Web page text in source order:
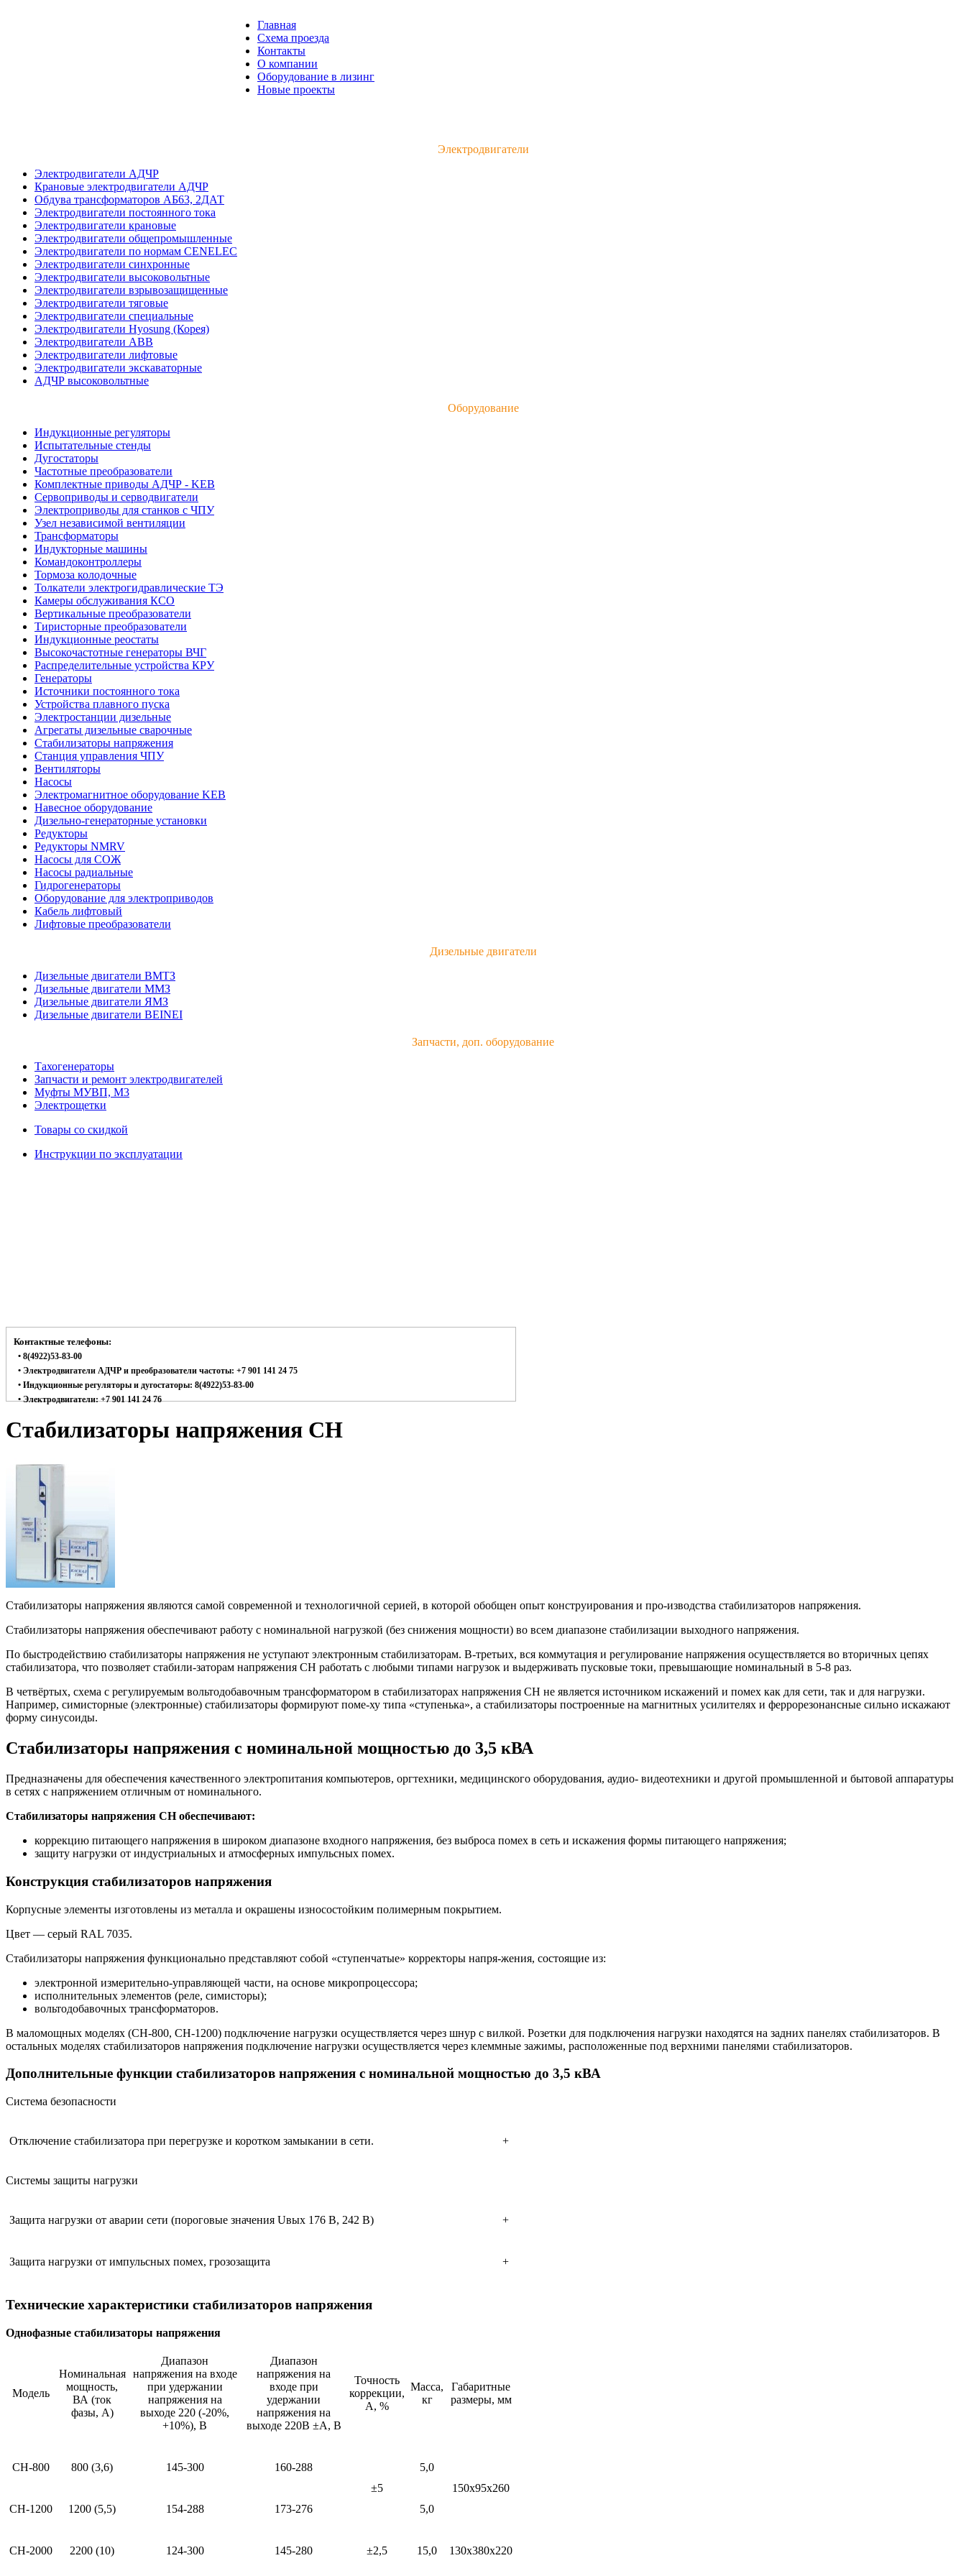
Главная
Схема проезда
Контакты
О компании
Оборудование в лизинг
Новые проекты
Электродвигатели
Электродвигатели АДЧР
Крановые электродвигатели АДЧР
Обдува трансформаторов АБ63, 2ДАТ
Электродвигатели постоянного тока
Электродвигатели крановые
Электродвигатели общепромышленные
Электродвигатели по нормам CENELEC
Электродвигатели синхронные
Электродвигатели высоковольтные
Электродвигатели взрывозащищенные
Электродвигатели тяговые
Электродвигатели специальные
Электродвигатели Hyosung (Корея)
Электродвигатели ABB
Электродвигатели лифтовые
Электродвигатели экскаваторные
АДЧР высоковольтные
Оборудование
Индукционные регуляторы
Испытательные стенды
Дугостаторы
Частотные преобразователи
Комплектные приводы АДЧР - KEB
Сервоприводы и серводвигатели
Электроприводы для станков с ЧПУ
Узел независимой вентиляции
Трансформаторы
Индукторные машины
Командоконтроллеры
Тормоза колодочные
Толкатели электрогидравлические ТЭ
Камеры обслуживания КСО
Вертикальные преобразователи
Тиристорные преобразователи
Индукционные реостаты
Высокочастотные генераторы ВЧГ
Распределительные устройства КРУ
Генераторы
Источники постоянного тока
Устройства плавного пуска
Электростанции дизельные
Агрегаты дизельные сварочные
Стабилизаторы напряжения
Станция управления ЧПУ
Вентиляторы
Насосы
Электромагнитное оборудование KEB
Навесное оборудование
Дизельно-генераторные установки
Редукторы
Редукторы NMRV
Насосы для СОЖ
Насосы радиальные
Гидрогенераторы
Оборудование для электроприводов
Кабель лифтовый
Лифтовые преобразователи
Дизельные двигатели
Дизельные двигатели ВМТЗ
Дизельные двигатели ММЗ
Дизельные двигатели ЯМЗ
Дизельные двигатели BEINEI
Запчасти, доп. оборудование
Тахогенераторы
Запчасти и ремонт электродвигателей
Муфты МУВП, М3
Электрощетки
Товары со скидкой
Инструкции по эксплуатации
Контактные телефоны:
• 8(4922)53-83-00
• Электродвигатели АДЧР и преобразователи частоты: +7 901 141 24 75
• Индукционные регуляторы и дугостаторы: 8(4922)53-83-00
• Электродвигатели: +7 901 141 24 76
Стабилизаторы напряжения СН
Стабилизаторы напряжения являются самой современной и технологичной серией, в которой обобщен опыт конструирования и про-изводства стабилизаторов напряжения.
Стабилизаторы напряжения обеспечивают работу с номинальной нагрузкой (без снижения мощности) во всем диапазоне стабилизации выходного напряжения.
По быстродействию стабилизаторы напряжения не уступают электронным стабилизаторам. В-третьих, вся коммутация и регулирование напряжения осуществляется во вторичных цепях
стабилизатора, что позволяет стабили-заторам напряжения СН работать с любыми типами нагрузок и выдерживать пусковые токи, превышающие номинальный в 5-8 раз.
В четвёртых, схема с регулируемым вольтодобавочным трансформатором в стабилизаторах напряжения СН не является источником искажений и помех как для сети, так и для нагрузки.
Например, симисторные (электронные) стабилизаторы формируют поме-ху типа «ступенька», а стабилизаторы построенные на магнитных усилителях и феррорезонансные сильно искажают
форму синусоиды.
Стабилизаторы напряжения с номинальной мощностью до 3,5 кВА
Предназначены для обеспечения качественного электропитания компьютеров, оргтехники, медицинского оборудования, аудио- видеотехники и другой промышленной и бытовой аппаратуры
в сетях с напряжением отличным от номинального.
Стабилизаторы напряжения СН обеспечивают:
коррекцию питающего напряжения в широком диапазоне входного напряжения, без выброса помех в сеть и искажения формы питающего напряжения;
защиту нагрузки от индустриальных и атмосферных импульсных помех.
Конструкция стабилизаторов напряжения
Корпусные элементы изготовлены из металла и окрашены износостойким полимерным покрытием.
Цвет — серый RAL 7035.
Стабилизаторы напряжения функционально представляют собой «ступенчатые» корректоры напря-жения, состоящие из:
электронной измерительно-управляющей части, на основе микропроцессора;
исполнительных элементов (реле, симисторы);
вольтодобавочных трансформаторов.
В маломощных моделях (СН-800, СН-1200) подключение нагрузки осуществляется через шнур с вилкой. Розетки для подключения нагрузки находятся на задних панелях стабилизаторов. В
остальных моделях стабилизаторов напряжения подключение нагрузки осуществляется через клеммные зажимы, расположенные под верхними панелями стабилизаторов.
Дополнительные функции стабилизаторов напряжения с номинальной мощностью до 3,5 кВА
Система безопасности
Отключение стабилизатора при перегрузке и коротком замыкании в сети. +
Системы защиты нагрузки
Защита нагрузки от аварии сети (пороговые значения Uвых 176 В, 242 В) +
Защита нагрузки от импульсных помех, грозозащита +
Технические характеристики стабилизаторов напряжения
Однофазные стабилизаторы напряжения
Модель
Номинальная
мощность,
ВА (ток
фазы, А)
Диапазон
напряжения на входе
при удержании
напряжения на
выходе 220 (-20%,
+10%), В
Диапазон
напряжения на
входе при
удержании
напряжения на
выходе 220В ±А, В
Точность
коррекции,
А, %
Масса,
кг
Габаритные
размеры, мм
СН-800 800 (3,6) 145-300
160-288
±5
5,0
150х95х260
СН-1200
1200 (5,5) 154-288 173-276 5,0
СН-2000 2200 (10) 124-300 145-280 ±2,5 15,0 130х380х220